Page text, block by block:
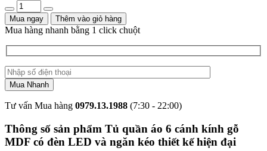
Mua ngay Thêm vào giỏ hàng
Mua hàng nhanh bằng 1 click chuột
Tư vấn Mua hàng 0979.13.1988 (7:30 - 22:00)
Thông số sản phẩm Tủ quần áo 6 cánh kính gỗ
MDF có đèn LED và ngăn kéo thiết kế hiện đại